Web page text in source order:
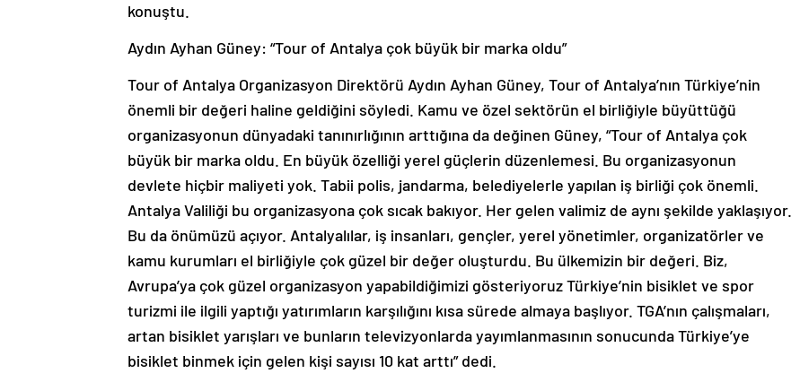
konuştu.
Aydın Ayhan Güney: “Tour of Antalya çok büyük bir marka oldu”
Tour of Antalya Organizasyon Direktörü Aydın Ayhan Güney, Tour of Antalya’nın Türkiye’nin
önemli bir değeri haline geldiğini söyledi. Kamu ve özel sektörün el birliğiyle büyüttüğü
organizasyonun dünyadaki tanınırlığının arttığına da değinen Güney, “Tour of Antalya çok
büyük bir marka oldu. En büyük özelliği yerel güçlerin düzenlemesi. Bu organizasyonun
devlete hiçbir maliyeti yok. Tabii polis, jandarma, belediyelerle yapılan iş birliği çok önemli.
Antalya Valiliği bu organizasyona çok sıcak bakıyor. Her gelen valimiz de aynı şekilde yaklaşıyor.
Bu da önümüzü açıyor. Antalyalılar, iş insanları, gençler, yerel yönetimler, organizatörler ve
kamu kurumları el birliğiyle çok güzel bir değer oluşturdu. Bu ülkemizin bir değeri. Biz,
Avrupa’ya çok güzel organizasyon yapabildiğimizi gösteriyoruz Türkiye’nin bisiklet ve spor
turizmi ile ilgili yaptığı yatırımların karşılığını kısa sürede almaya başlıyor. TGA’nın çalışmaları,
artan bisiklet yarışları ve bunların televizyonlarda yayımlanmasının sonucunda Türkiye’ye
bisiklet binmek için gelen kişi sayısı 10 kat arttı” dedi.